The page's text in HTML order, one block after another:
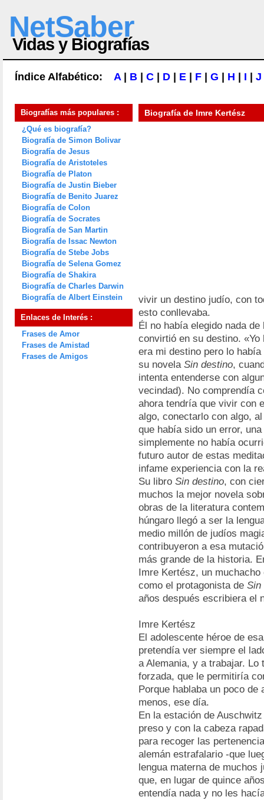
NetSaber
Vidas y Biografías
Índice Alfabético: A| B C D E F G H I J
Biografías más populares :
¿Qué es biografía?
Biografía de Simon Bolivar
Biografía de Jesus
Biografía de Aristoteles
Biografía de Platon
Biografía de Justin Bieber
Biografía de Benito Juarez
Biografía de Colon
Biografía de Socrates
Biografía de San Martin
Biografía de Issac Newton
Biografía de Stebe Jobs
Biografía de Selena Gomez
Biografía de Shakira
Biografía de Charles Darwin
Biografía de Albert Einstein
Enlaces de Interés :
Frases de Amor
Frases de Amistad
Frases de Amigos
Biografía de Imre Kertész
vivir un destino judío, con
esto conllevaba.
Él no había elegido nada
convirtió en su destino.
era mi destino pero lo
su novela Sin destino,
intenta entenderse con
vecindad). No comprendía
ahora tendría que vivir con
algo, conectarlo con algo,
que había sido un error,
simplemente no había
futuro autor de estas
infame experiencia con la
Su libro Sin destino, con
muchos la mejor novela
obras de la literatura
húngaro llegó a ser la
medio millón de judíos
contribuyeron a esa
más grande de la historia.
Imre Kertész, un
como el protagonista de Sin
años después escribiera el
Imre Kertész
El adolescente héroe de
pretendía ver siempre el
a Alemania, y a trabajar. Lo
forzada, que le permitiría
Porque hablaba un poco
menos, ese día.
En la estación de
preso y con la cabeza
para recoger las
alemán estrafalario -que
lengua materna de muchos
que, en lugar de quince
entendía nada y no les